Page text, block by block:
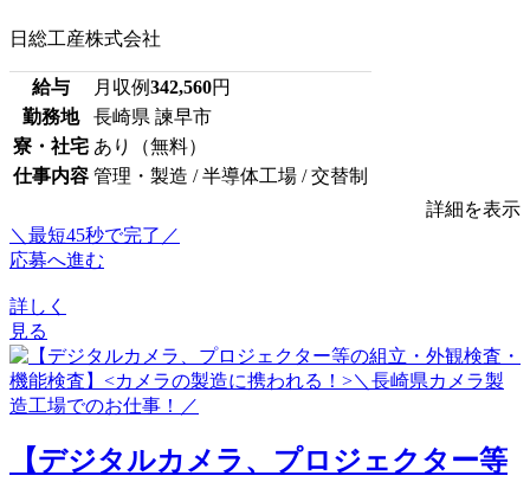
日総工産株式会社
給与 月収例342,560円
勤務地
長崎県 諫早市
寮・社宅 あり（無料）
仕事内容 管理・製造 / 半導体工場 / 交替制
詳細を表示
＼最短45秒で完了／
応募へ進む
詳しく
見る
【デジタルカメラ、プロジェクター等